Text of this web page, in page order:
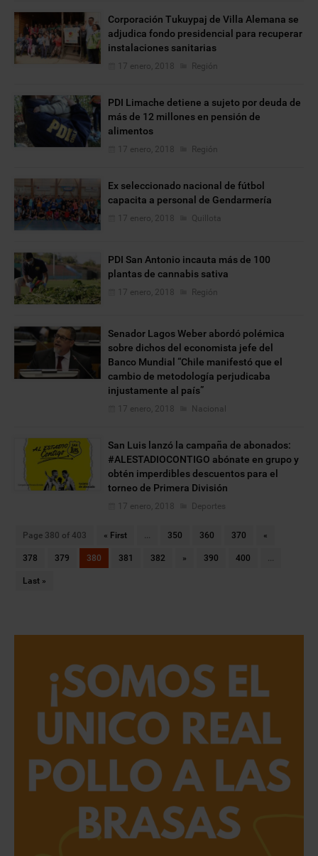
Corporación Tukuypaj de Villa Alemana se
adjudica fondo presidencial para recuperar
instalaciones sanitarias
17 enero, 2018 Región
PDI Limache detiene a sujeto por deuda de
más de 12 millones en pensión de
alimentos
17 enero, 2018 Región
Ex seleccionado nacional de fútbol
capacita a personal de Gendarmería
17 enero, 2018 Quillota
PDI San Antonio incauta más de 100
plantas de cannabis sativa
17 enero, 2018 Región
Senador Lagos Weber abordó polémica
sobre dichos del economista jefe del
Banco Mundial “Chile manifestó que el
cambio de metodología perjudicaba
injustamente al país”
17 enero, 2018 Nacional
San Luis lanzó la campaña de abonados:
#ALESTADIOCONTIGO abónate en grupo y
obtén imperdibles descuentos para el
torneo de Primera División
17 enero, 2018 Deportes
Page 380 of 403 « First ... 350 360 370 «
378 379 380 381 382 » 390 400 ...
Last »